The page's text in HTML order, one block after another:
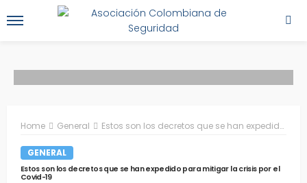
Home General Estos son los decretos que se han expedido para mitigar la crisis por el Covid-19
GENERAL
Estos son los decretos que se han expedido para mitigar la crisis por el
Covid-19